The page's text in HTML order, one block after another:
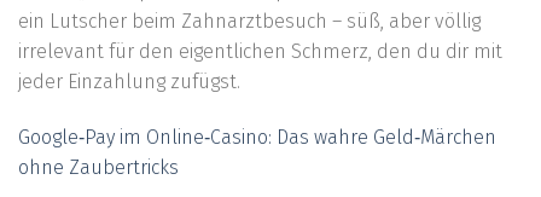
ein Lutscher beim Zahnarztbesuch – süß, aber völlig
irrelevant für den eigentlichen Schmerz, den du dir mit
jeder Einzahlung zufügst.
Google‑Pay im Online‑Casino: Das wahre Geld‑Märchen
ohne Zaubertricks